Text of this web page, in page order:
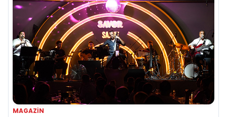
MAGAZIN